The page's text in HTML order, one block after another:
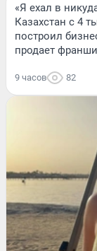
«Я ехал в
Казахстан с 4
построил
продает
9 часов 82